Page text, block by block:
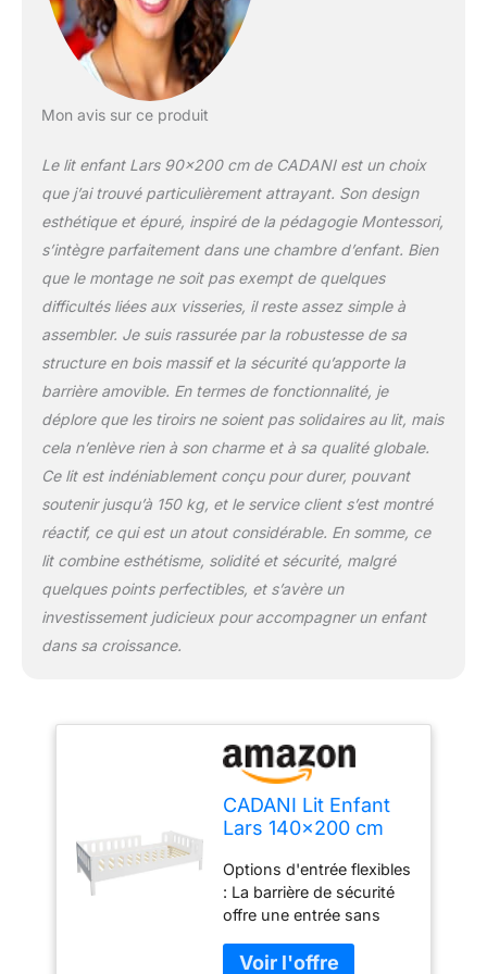
durabilité et la sécurité de
votre enfant. Fabriqué
particulière est portée à
durable. Dimensions :
Les dimensions
intérieures pour le
matelas sont de
140x200 cm, tandis que
les dimensions
extérieures sont
d'environ 205x145x55
cm.
Mon avis sur ce produit
Le lit enfant Lars 90×200 cm de CADANI est un choix
que j’ai trouvé particulièrement attrayant. Son design
esthétique et épuré, inspiré de la pédagogie Montessori,
s’intègre parfaitement dans une chambre d’enfant. Bien
que le montage ne soit pas exempt de quelques
difficultés liées aux visseries, il reste assez simple à
assembler. Je suis rassurée par la robustesse de sa
structure en bois massif et la sécurité qu’apporte la
barrière amovible. En termes de fonctionnalité, je
déplore que les tiroirs ne soient pas solidaires au lit, mais
cela n’enlève rien à son charme et à sa qualité globale.
Ce lit est indéniablement conçu pour durer, pouvant
soutenir jusqu’à 150 kg, et le service client s’est montré
réactif, ce qui est un atout considérable. En somme, ce
lit combine esthétisme, solidité et sécurité, malgré
quelques points perfectibles, et s’avère un
investissement judicieux pour accompagner un enfant
dans sa croissance.
CADANI Lit Enfant
Lars 140x200 cm
securite Amovible,
Lit d'adolescent
Transformable en lit
Junior, Design
Montessori, 2
Options d'entrée flexibles
: La barrière de sécurité
offre une entrée sans
complètement retirée